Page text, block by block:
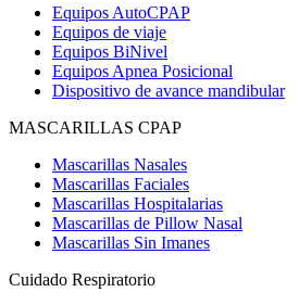
Equipos AutoCPAP
Equipos de viaje
Equipos BiNivel
Equipos Apnea Posicional
Dispositivo de avance mandibular
MASCARILLAS CPAP
Mascarillas Nasales
Mascarillas Faciales
Mascarillas Hospitalarias
Mascarillas de Pillow Nasal
Mascarillas Sin Imanes
Cuidado Respiratorio